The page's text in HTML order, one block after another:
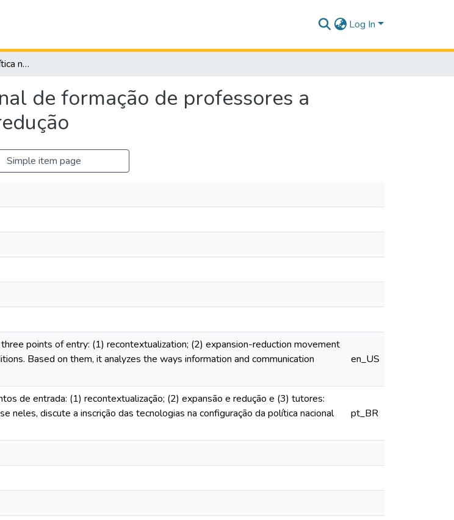
Log In
As tecnologias na política nacional de formação de professores a distância: entre a expansão e a redução
de formação de professores a
Simple item page
points of entry: (1) recontextualization; (2) expansion-reduction movement
Based on them, it analyzes the ways information and communication
en_US
de entrada: (1) recontextualização; (2) expansão e redução e (3) tutores:
neles, discute a inscrição das tecnologias na configuração da política nacional
pt_BR